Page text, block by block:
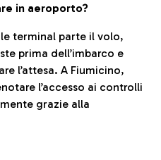
in aeroporto?
terminal parte il volo,
prima dell’imbarco e
l’attesa. A Fiumicino,
l’accesso ai controlli
grazie alla